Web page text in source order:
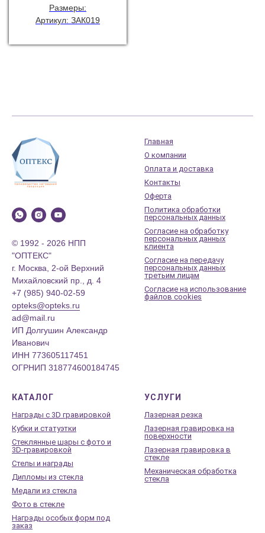
Размеры:
Артикул: ЗАК019
© 1992 - 2026 НПП
"ОПТЕКС"
г. Москва, 2-ой Верхний
Михайловский пр., д. 4
+7 (985) 940-02-59
opteks@opteks.ru
ad@mail.ru
ИП Долгушин Александр
Иванович
ИНН 773605117451
ОГРНИП 318774600184745
Главная
О компании
Оплата и доставка
Контакты
Оферта
Политика обработки
персональных данных
Согласие на обработку
персональных данных
клиента
Согласие на передачу
персональных данных
третьим лицам
Согласие на использование
файлов cookies
КАТАЛОГ
Награды с 3D гравировкой
Кубки и статуэтки
Стеклянные шары с фото и
3D-гравировкой
Стелы и награды
Дипломы из стекла
Медали из стекла
Фото в стекле
Награды особых форм под
заказ
УСЛУГИ
Лазерная резка
Лазерная гравировка на
поверхности
Лазерная гравировка в
стекле
Механическая обработка
стекла